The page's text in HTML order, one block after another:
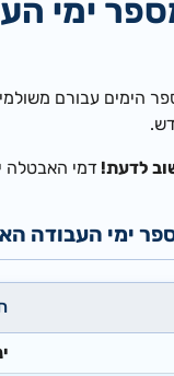
ימי
הימים עבורם
לדעת! דמי האבטלה
ימי העבודה